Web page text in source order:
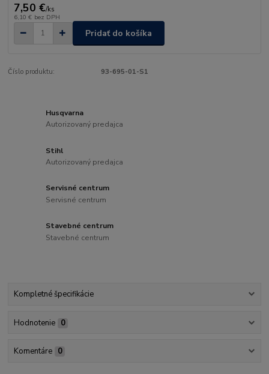
7,50 €/ks
6,10 € bez DPH
Pridať do košíka
Číslo produktu: 93-695-01-S1
Husqvarna
Autorizovaný predajca
Stihl
Autorizovaný predajca
Servisné centrum
Servisné centrum
Stavebné centrum
Stavebné centrum
Kompletné špecifikácie
Hodnotenie 0
Komentáre 0